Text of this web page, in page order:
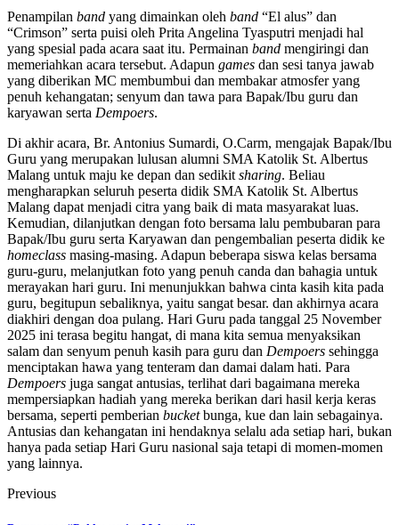
Penampilan band yang dimainkan oleh band “El alus” dan
“Crimson” serta puisi oleh Prita Angelina Tyasputri menjadi hal
yang spesial pada acara saat itu. Permainan band mengiringi dan
memeriahkan acara tersebut. Adapun games dan sesi tanya jawab
yang diberikan MC membumbui dan membakar atmosfer yang
penuh kehangatan; senyum dan tawa para Bapak/Ibu guru dan
karyawan serta Dempoers.
Di akhir acara, Br. Antonius Sumardi, O.Carm, mengajak Bapak/Ibu
Guru yang merupakan lulusan alumni SMA Katolik St. Albertus
Malang untuk maju ke depan dan sedikit sharing. Beliau
mengharapkan seluruh peserta didik SMA Katolik St. Albertus
Malang dapat menjadi citra yang baik di mata masyarakat luas.
Kemudian, dilanjutkan dengan foto bersama lalu pembubaran para
Bapak/Ibu guru serta Karyawan dan pengembalian peserta didik ke
homeclass masing-masing. Adapun beberapa siswa kelas bersama
guru-guru, melanjutkan foto yang penuh canda dan bahagia untuk
merayakan hari guru. Ini menunjukkan bahwa cinta kasih kita pada
guru, begitupun sebaliknya, yaitu sangat besar. dan akhirnya acara
diakhiri dengan doa pulang. Hari Guru pada tanggal 25 November
2025 ini terasa begitu hangat, di mana kita semua menyaksikan
salam dan senyum penuh kasih para guru dan Dempoers sehingga
menciptakan hawa yang tenteram dan damai dalam hati. Para
Dempoers juga sangat antusias, terlihat dari bagaimana mereka
mempersiapkan hadiah yang mereka berikan dari hasil kerja keras
bersama, seperti pemberian bucketbunga, kue dan lain sebagainya.
Antusias dan kehangatan ini hendaknya selalu ada setiap hari, bukan
hanya pada setiap Hari Guru nasional saja tetapi di momen-momen
yang lainnya.
Previous